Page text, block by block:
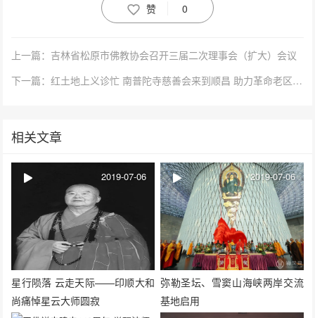
赞 0
上一篇：吉林省松原市佛教协会召开三届二次理事会（扩大）会议
下一篇：红土地上义诊忙 南普陀寺慈善会来到顺昌 助力革命老区扶贫义诊
相关文章
星行陨落 云走天际——印顺大和
尚痛悼星云大师圆寂
2019-07-06
弥勒圣坛、雪窦山海峡两岸交流
基地启用
2019-07-06